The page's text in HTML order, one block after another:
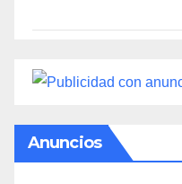
Anuncios